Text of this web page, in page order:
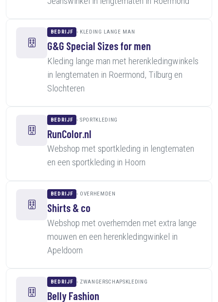
BEDRIJF KLEDING LANGE MAN
G&G Special Sizes for men
Kleding lange man met herenkledingwinkels
in lengtematen in Roermond, Tilburg en
Slochteren
BEDRIJF SPORTKLEDING
RunColor.nl
Webshop met sportkleding in lengtematen
en een sportkleding in Hoorn
BEDRIJF OVERHEMDEN
Shirts & co
Webshop met overhemden met extra lange
mouwen en een herenkledingwinkel in
Apeldoorn
BEDRIJF ZWANGERSCHAPSKLEDING
Belly Fashion